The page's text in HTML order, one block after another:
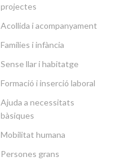
projectes
Acollida i acompanyament
Famílies i infància
Sense llar i habitatge
Formació i inserció laboral
Ajuda a necessitats
bàsiques
Mobilitat humana
Persones grans